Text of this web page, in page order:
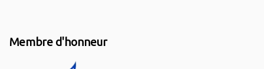
Membre d'honneur